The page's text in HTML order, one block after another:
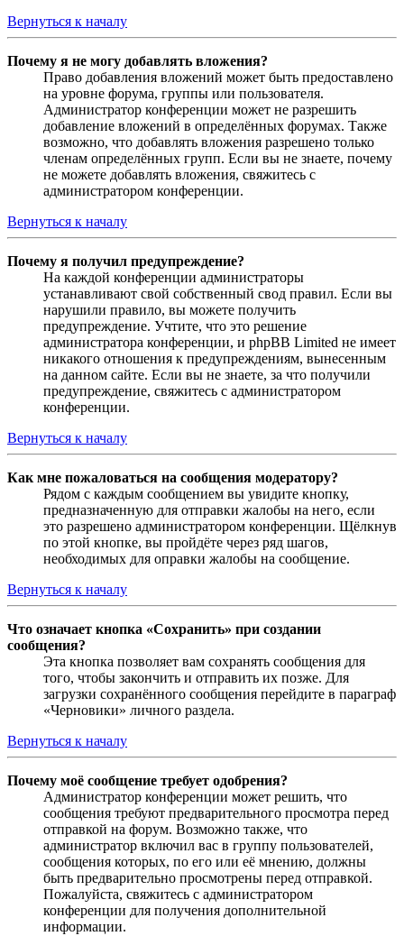
Вернуться к началу
Почему я не могу добавлять вложения?
Право добавления вложений может быть предоставлено
на уровне форума, группы или пользователя.
Администратор конференции может не разрешить
добавление вложений в определённых форумах. Также
возможно, что добавлять вложения разрешено только
членам определённых групп. Если вы не знаете, почему
не можете добавлять вложения, свяжитесь с
администратором конференции.
Вернуться к началу
Почему я получил предупреждение?
На каждой конференции администраторы
устанавливают свой собственный свод правил. Если вы
нарушили правило, вы можете получить
предупреждение. Учтите, что это решение
администратора конференции, и phpBB Limited не имеет
никакого отношения к предупреждениям, вынесенным
на данном сайте. Если вы не знаете, за что получили
предупреждение, свяжитесь с администратором
конференции.
Вернуться к началу
Как мне пожаловаться на сообщения модератору?
Рядом с каждым сообщением вы увидите кнопку,
предназначенную для отправки жалобы на него, если
это разрешено администратором конференции. Щёлкнув
по этой кнопке, вы пройдёте через ряд шагов,
необходимых для оправки жалобы на сообщение.
Вернуться к началу
Что означает кнопка «Сохранить» при создании
сообщения?
Эта кнопка позволяет вам сохранять сообщения для
того, чтобы закончить и отправить их позже. Для
загрузки сохранённого сообщения перейдите в параграф
«Черновики» личного раздела.
Вернуться к началу
Почему моё сообщение требует одобрения?
Администратор конференции может решить, что
сообщения требуют предварительного просмотра перед
отправкой на форум. Возможно также, что
администратор включил вас в группу пользователей,
сообщения которых, по его или её мнению, должны
быть предварительно просмотрены перед отправкой.
Пожалуйста, свяжитесь с администратором
конференции для получения дополнительной
информации.